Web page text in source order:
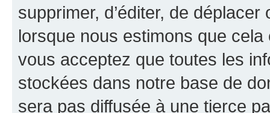
supprimer, d’éditer, de
lorsque nous estimons que cela
vous acceptez que toutes les
stockées dans notre base de
sera pas diffusée à une tierce